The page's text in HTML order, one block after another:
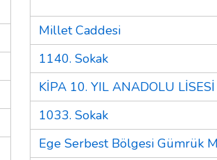
Millet Caddesi
1140. Sokak
KİPA 10. YIL ANADOLU LİSESİ
1033. Sokak
Ege Serbest Bölgesi Gümrük